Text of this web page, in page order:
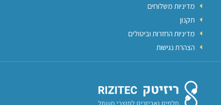
מדיניות משלוחים
תקנון
מדיניות החזרות וביטולים
הצהרת נגישות